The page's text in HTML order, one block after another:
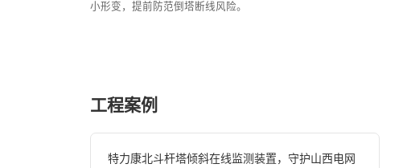
小形变，提前防范倒塔断线风险。
工程案例
特力康北斗杆塔倾斜在线监测装置，守护山西电网